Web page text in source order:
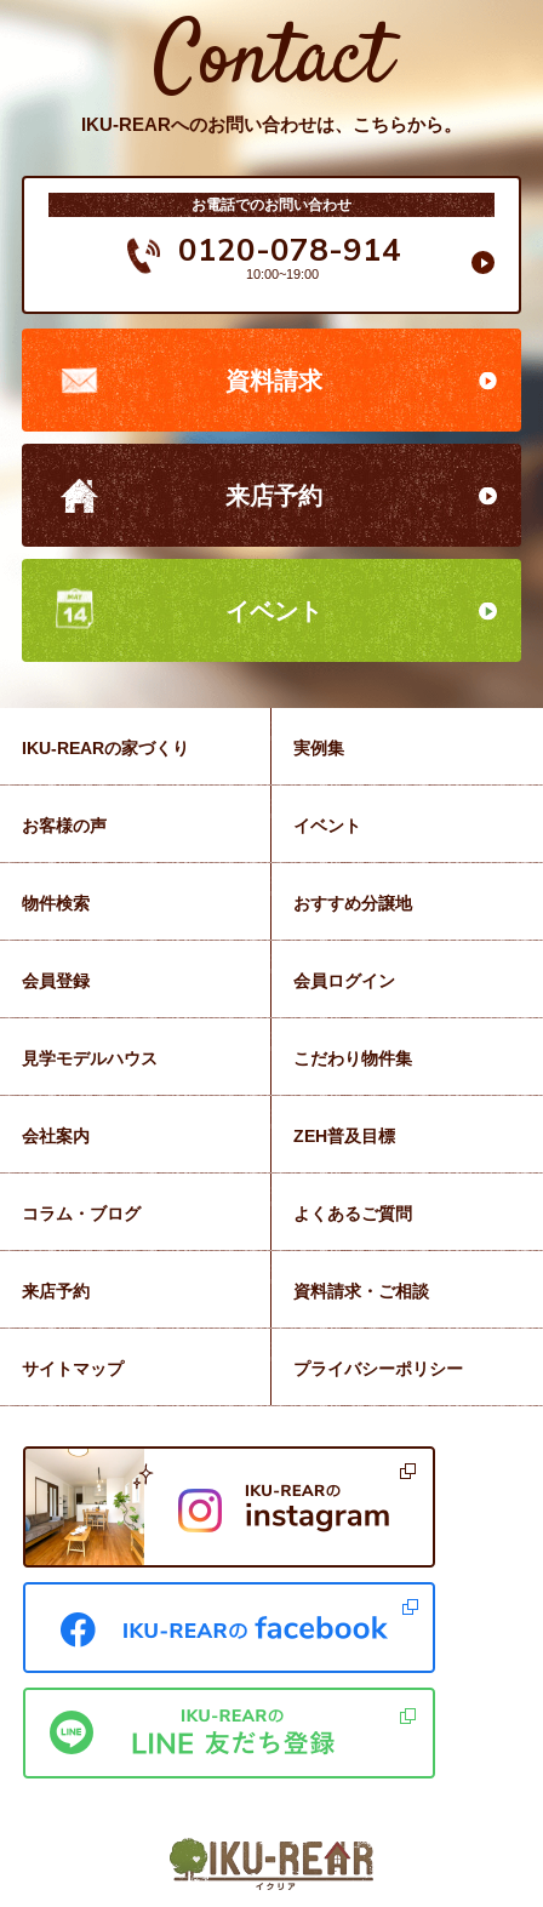
Contact
IKU-REARへのお問い合わせは、こちらから。
お電話でのお問い合わせ
0120-078-914
10:00~19:00
資料請求
来店予約
イベント
IKU-REARの家づくり 実例集
お客様の声 イベント
物件検索 おすすめ分譲地
会員登録 会員ログイン
見学モデルハウス こだわり物件集
会社案内 ZEH普及目標
コラム・ブログ よくあるご質問
来店予約 資料請求・ご相談
サイトマップ プライバシーポリシー